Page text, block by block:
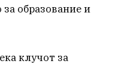
образование и
клучот за